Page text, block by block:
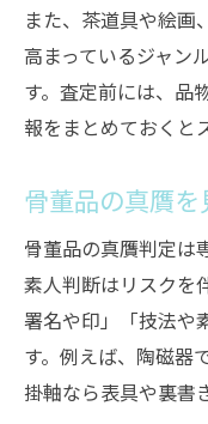
また、茶道具や絵画
高まっているジャン
す。査定前には、品
報をまとめておくと
骨董品の真贋
骨董品の真贋判定は
素人判断はリスクを
署名や印」「技法や
す。例えば、陶磁器
掛軸なら表具や裏書